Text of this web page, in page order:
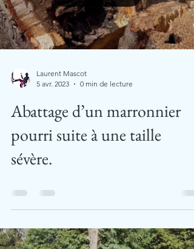
Laurent Mascot
5 avr. 2023
0 min de lecture
Abattage d’un marronnier
pourri suite à une taille
sévère.